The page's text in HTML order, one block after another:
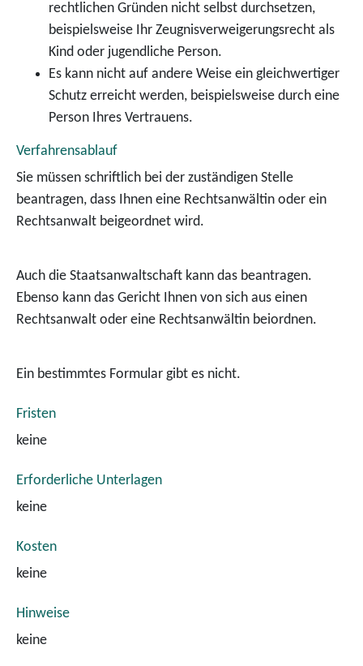
rechtlichen Gründen nicht selbst durchsetzen,
beispielsweise Ihr Zeugnisverweigerungsrecht als
Kind oder jugendliche Person.
Es kann nicht auf andere Weise ein gleichwertiger
Schutz erreicht werden, beispielsweise durch eine
Person Ihres Vertrauens.
Verfahrensablauf
Sie müssen schriftlich bei der zuständigen Stelle
beantragen, dass Ihnen eine Rechtsanwältin oder ein
Rechtsanwalt beigeordnet wird.
Auch die Staatsanwaltschaft kann das beantragen.
Ebenso kann das Gericht Ihnen von sich aus einen
Rechtsanwalt oder eine Rechtsanwältin beiordnen.
Ein bestimmtes Formular gibt es nicht.
Fristen
keine
Erforderliche Unterlagen
keine
Kosten
keine
Hinweise
keine